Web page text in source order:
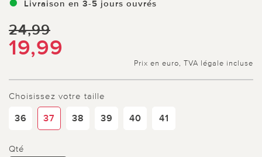
Livraison en 3-5 jours ouvrés
24,99
19,99
Prix en euro, TVA légale incluse
Choisissez votre taille
36 37 38 39 40 41
Qté